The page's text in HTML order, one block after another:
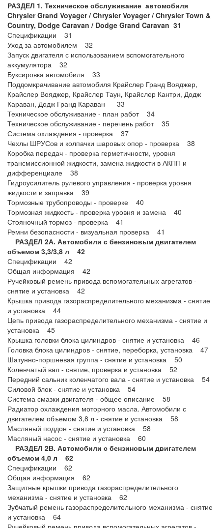
РАЗДЕЛ 1. Техническое обслуживание автомобиля
Chrysler Grand Voyager / Chrysler Voyager / Chrysler Town &
Country, Dodge Caravan / Dodge Grand Caravan 31
Спецификации 31
Уход за автомобилем 32
Запуск двигателя с использованием вспомогательного
аккумулятора 32
Буксировка автомобиля 33
Поддомкрачивание автомобиля Крайслер Гранд Вояджер,
Крайслер Вояджер, Крайслер Таун, Крайслер Кантри, Додж
Караван, Додж Гранд Караван 33
Техническое обслуживание - план работ 34
Техническое обслуживание - перечень работ 35
Система охлаждения - проверка 37
Чехлы ШРУСов и колпачки шаровых опор - проверка 38
Коробка передач - проверка герметичности, уровня
трансмиссионной жидкости, замена жидкости в АКПП и
дифференциале 38
Гидроусилитель рулевого управления - проверка уровня
жидкости и заправка 39
Тормозные трубопроводы - проверке 40
Тормозная жидкость - проверка уровня и замена 40
Стояночный тормоз - проверка 41
Ремни безопасности - визуальная проверка 41
РАЗДЕЛ 2А. Автомобили с бензиновым двигателем
объемом 3,3/3,8 л 42
Спецификации 42
Общая информация 42
Ручейковый ремень привода вспомогательных агрегатов -
снятие и установка 42
Крышка привода газораспределительного механизма - снятие
и установка 44
Цепь привода газораспределительного механизма - снятие и
установка 45
Крышка головки блока цилиндров - снятие и установка 46
Головка блока цилиндров - снятие, переборка, установка 47
Шатунно-поршневая группа - снятие и установка 50
Коленчатый вал - снятие, проверка и установка 52
Передний сальник коленчатого вала - снятие и установка 54
Силовой блок - снятие и установка 54
Система смазки двигателя - общее описание 58
Радиатор охлаждения моторного масла. Автомобили с
двигателем объемом 3,8 л - снятие и установка 58
Масляный поддон - снятие и установка 58
Масляный насос - снятие и установка 60
РАЗДЕЛ 2В. Автомобили с бензиновым двигателем
объемом 4,0 л 62
Спецификации 62
Общая информация 62
Защитные крышки привода газораспределительного
механизма - снятие и установка 62
Зубчатый ремень газораспределительного механизма - снятие
и установка 64